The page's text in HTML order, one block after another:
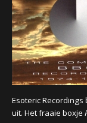
Esoteric
uit. Het fraaie boxje